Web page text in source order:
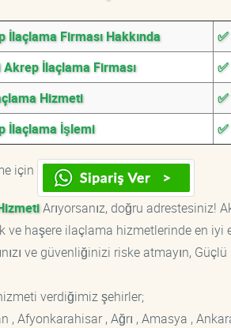
İlaçlama Firması Hakkında
Akrep İlaçlama Firması
Hizmeti
İlaçlama İşlemi
için
Arıyorsanız, doğru adrestesiniz!
ve haşere ilaçlama hizmetlerinde en
ve güvenliğinizi riske atmayın,
verdiğimiz şehirler;
, Afyonkarahisar , Ağrı , Amasya ,